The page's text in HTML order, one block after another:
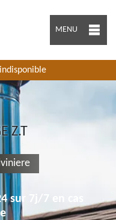
MENU
indisponible
Z.T
sur 7j/7 en cas